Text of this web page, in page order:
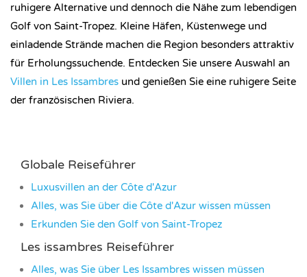
ruhigere Alternative und dennoch die Nähe zum lebendigen
Golf von Saint-Tropez. Kleine Häfen, Küstenwege und
einladende Strände machen die Region besonders attraktiv
für Erholungssuchende. Entdecken Sie unsere Auswahl an
Villen in Les Issambres und genießen Sie eine ruhigere Seite
der französischen Riviera.
Globale Reiseführer
Luxusvillen an der Côte d'Azur
Alles, was Sie über die Côte d'Azur wissen müssen
Erkunden Sie den Golf von Saint-Tropez
Les issambres Reiseführer
Alles, was Sie über Les Issambres wissen müssen